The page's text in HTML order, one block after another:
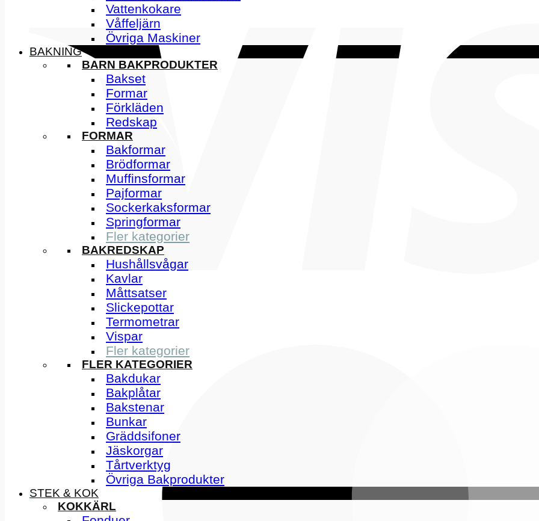
Vattenkokare
Våffeljärn
Övriga Maskiner
BAKNING
BARN BAKPRODUKTER
Bakset
Formar
Förkläden
Redskap
FORMAR
Bakformar
Brödformar
Muffinsformar
Pajformar
Sockerkaksformar
Springformar
Fler kategorier
BAKREDSKAP
Hushållsvågar
Kavlar
Måttsatser
Slickepottar
Termometrar
Vispar
Fler kategorier
FLER KATEGORIER
Bakdukar
Bakplåtar
Bakstenar
Bunkar
Gräddsifoner
Jäskorgar
Tårtverktyg
Övriga Bakprodukter
STEK & KOK
KOKKÄRL